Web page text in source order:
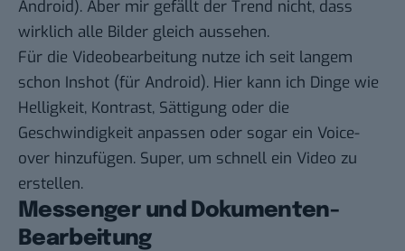
Android). Aber mir gefällt der Trend nicht, dass
wirklich alle Bilder gleich aussehen.
Für die Videobearbeitung nutze ich seit langem
schon Inshot (für Android). Hier kann ich Dinge wie
Helligkeit, Kontrast, Sättigung oder die
Geschwindigkeit anpassen oder sogar ein Voice-
over hinzufügen. Super, um schnell ein Video zu
erstellen.
Messenger und Dokumenten-
Bearbeitung